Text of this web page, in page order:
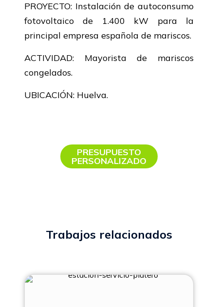
PROYECTO: Instalación de autoconsumo
fotovoltaico de 1.400 kW para la
principal empresa española de mariscos.
ACTIVIDAD: Mayorista de mariscos
congelados.
UBICACIÓN: Huelva.
PRESUPUESTO
PERSONALIZADO
Trabajos relacionados